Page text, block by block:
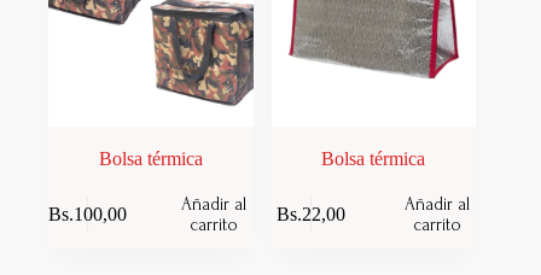
la
página
de
Bolsa térmica
Bs.100,00
Añadir al
carrito
Bolsa térmica
Bs.22,00
Añadir al
carrito